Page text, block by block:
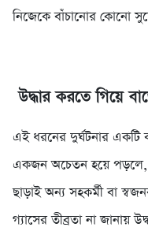
নিজেকে বাঁচানোর কোনো
উদ্ধার করতে গিয়ে
এই ধরনের দুর্ঘটনার একটি
একজন অচেতন হয়ে পড়লে,
ছাড়াই অন্য সহকর্মী বা
গ্যাসের তীব্রতা না জানায়